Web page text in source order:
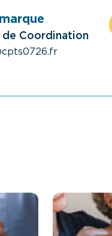
de Coordination